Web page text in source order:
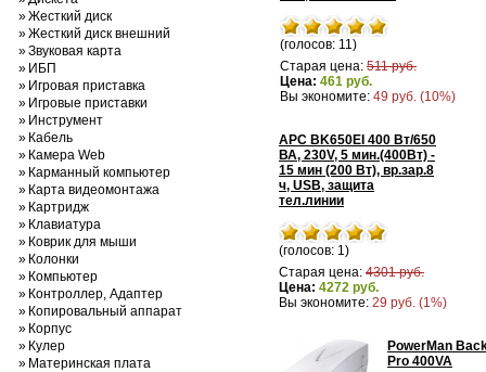
»Жесткий диск
»Жесткий диск внешний
»Звуковая карта
» ИБП
» Игровая приставка
» Игровые приставки
» Инструмент
» Кабель
» Камера Web
» Карманный компьютер
» Карта видеомонтажа
» Картридж
» Клавиатура
» Коврик для мыши
» Колонки
» Компьютер
» Контроллер, Адаптер
» Копировальный аппарат
» Корпус
» Кулер
» Материнская плата
(голосов: 11)
Старая цена: 511 руб.
Цена: 461 руб.
Вы экономите: 49 руб. (10%)
APC BK650EI 400 Вт/650
ВА, 230V, 5 мин.(400Вт) -
15 мин (200 Вт), вр.зар.8
ч, USB, защита
тел.линии
(голосов: 1)
Старая цена: 4301 руб.
Цена: 4272 руб.
Вы экономите: 29 руб. (1%)
PowerMan
Pro 400VA